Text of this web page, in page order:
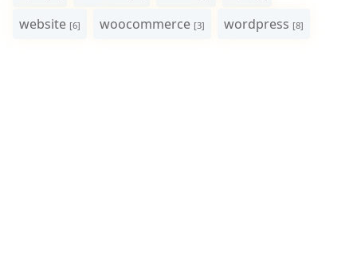
website [6] woocommerce [3] wordpress [8]